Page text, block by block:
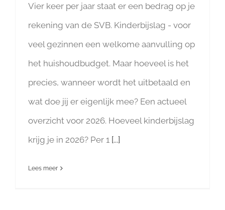
Vier keer per jaar staat er een bedrag op je
rekening van de SVB. Kinderbijslag - voor
veel gezinnen een welkome aanvulling op
het huishoudbudget. Maar hoeveel is het
precies, wanneer wordt het uitbetaald en
wat doe jij er eigenlijk mee? Een actueel
overzicht voor 2026. Hoeveel kinderbijslag
krijg je in 2026? Per 1 [...]
Lees meer